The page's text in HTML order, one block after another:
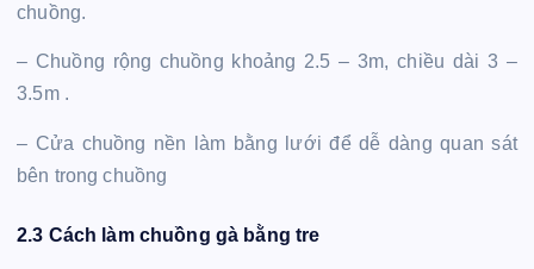
chuồng.
– Chuồng rộng chuồng khoảng 2.5 – 3m, chiều dài 3 –
3.5m .
– Cửa chuồng nền làm bằng lưới để dễ dàng quan sát
bên trong chuồng
2.3 Cách làm chuồng gà bằng tre